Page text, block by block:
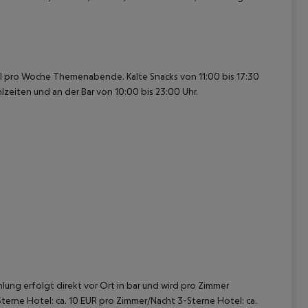
Woche Themenabende. Kalte Snacks von 11:00 bis 17:30
und an der Bar von 10:00 bis 23:00 Uhr.
erfolgt direkt vor Ort in bar und wird pro Zimmer
Hotel: ca. 10 EUR pro Zimmer/Nacht 3-Sterne Hotel: ca.